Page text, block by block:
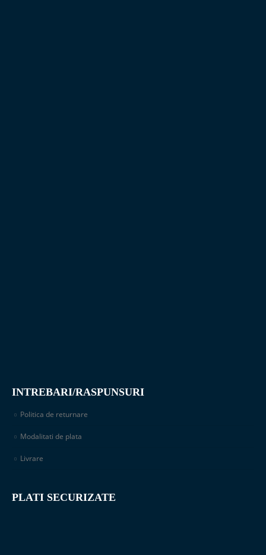
INTREBARI/RASPUNSURI
Politica de returnare
Modalitati de plata
Livrare
PLATI SECURIZATE